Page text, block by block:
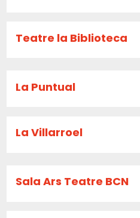
Teatre la Biblioteca
La Puntual
La Villarroel
Sala Ars Teatre BCN